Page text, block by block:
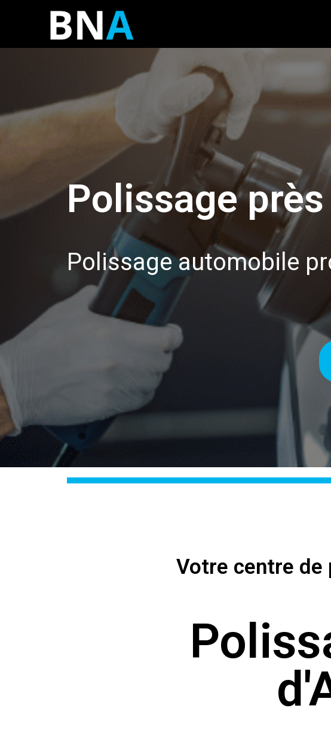
Polissage
Polissage automobile
Votre centre de